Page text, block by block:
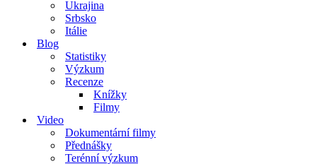
Ukrajina
Srbsko
Itálie
Blog
Statistiky
Výzkum
Recenze
Knížky
Filmy
Video
Dokumentární filmy
Přednášky
Terénní výzkum